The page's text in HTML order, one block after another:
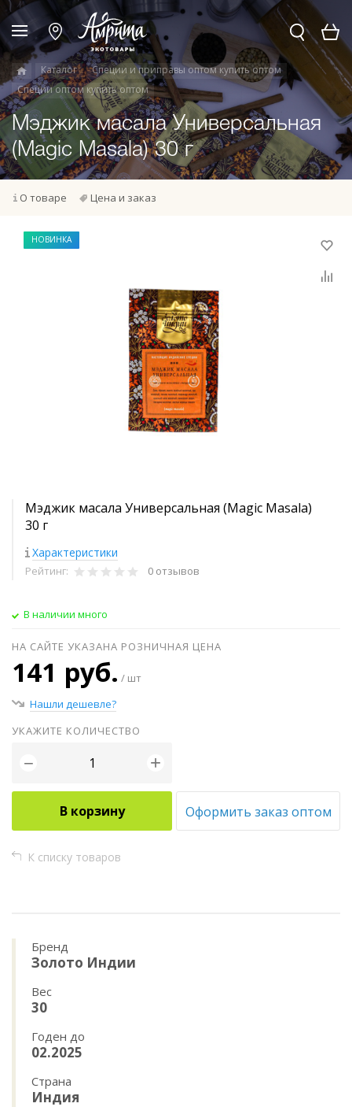
Каталог
Специи и приправы оптом купить оптом
Специи оптом купить оптом
Мэджик масала Универсальная
(Magic Masala) 30 г
О товаре Цена и заказ
НОВИНКА
Мэджик масала Универсальная (Magic Masala)
30 г
Характеристики
Рейтинг: 0 отзывов
В наличии много
НА САЙТЕ УКАЗАНА РОЗНИЧНАЯ ЦЕНА
141 руб. / шт
Нашли дешевле?
УКАЖИТЕ КОЛИЧЕСТВО
− +
В корзину Оформить заказ оптом
К списку товаров
Бренд
Золото Индии
Вес
30
Годен до
02.2025
Страна
Индия